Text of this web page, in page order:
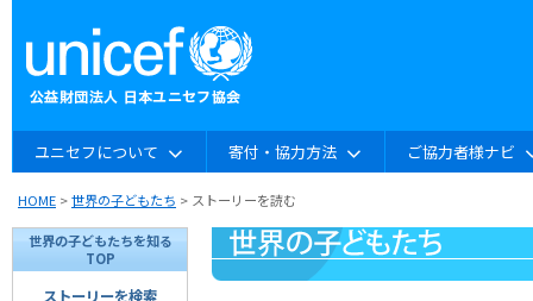
ユニセフについて 寄付・協力方法 ご協力者様ナビ
HOME >世界の子どもたち > ストーリーを読む
世界の子どもたちを知る
TOP
ストーリーを検索